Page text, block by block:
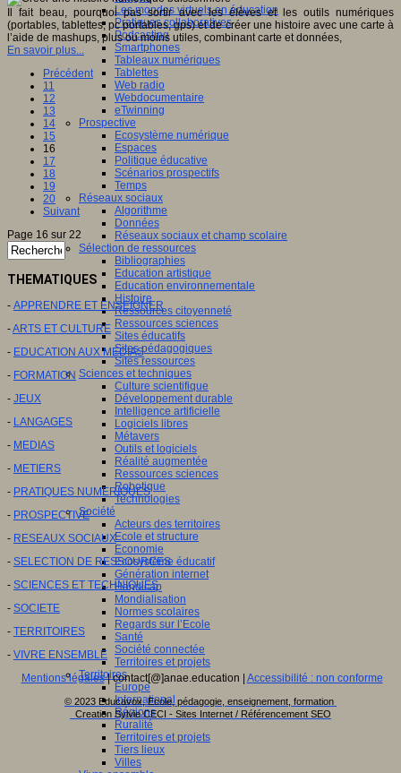
Les mondes virtuels en éducation
Pratiques collaboratives
Podcasting
Smartphones
Tableaux numériques
Tablettes
Web radio
Webdocumentaire
eTwinning
Prospective
Ecosystème numérique
Espaces
Politique éducative
Scénarios prospectifs
Temps
Réseaux sociaux
Algorithme
Données
Réseaux sociaux et champ scolaire
Sélection de ressources
Bibliographies
Education artistique
Education environnementale
Histoire
Ressources citoyenneté
Ressources sciences
Sites éducatifs
Sites pédagogiques
Sites ressources
Sciences et techniques
Culture scientifique
Développement durable
Intelligence artificielle
Logiciels libres
Métavers
Outils et logiciels
Réalité augmentée
Ressources sciences
Robotique
Technologies
Société
Acteurs des territoires
Ecole et structure
Economie
Ecosystème éducatif
Génération internet
Handicap
Mondialisation
Normes scolaires
Regards sur l’Ecole
Santé
Société connectée
Territoires et projets
Territoires
Europe
International
Régions
Ruralité
Territoires et projets
Tiers lieux
Villes
Il fait beau, pourquoi pas sortir avec les élèves et les outils numériques
(portables, tablettes, pc portables, gps) et de créer une histoire avec une carte à
l’aide de mashups, plus ou moins utiles, combinant carte et données,
En savoir plus...
Précédent
11
12
13
14
15
16
17
18
19
20
Suivant
Page 16 sur 22
THEMATIQUES
- APPRENDRE ET ENSEIGNER
-ARTS ET CULTURE
- EDUCATION AUX MEDIAS
- FORMATION
- JEUX
- LANGAGES
- MEDIAS
- METIERS
- PRATIQUES NUMERIQUES
- PROSPECTIVE
- RESEAUX SOCIAUX
- SELECTION DE RESSOURCES
- SCIENCES ET TECHNIQUES
- SOCIETE
- TERRITOIRES
- VIVRE ENSEMBLE
Mentions légales| contact[@]anae.education | Accessibilité : non conforme
© 2023 Educavox, Ecole, pédagogie, enseignement, formation
Creation Sylvie CECI - Sites Internet / Référencement SEO